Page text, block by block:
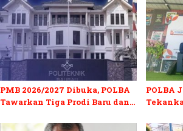
PMB 2026/2027 Dibuka, POLBA
Tawarkan Tiga Prodi Baru dan
POLBA